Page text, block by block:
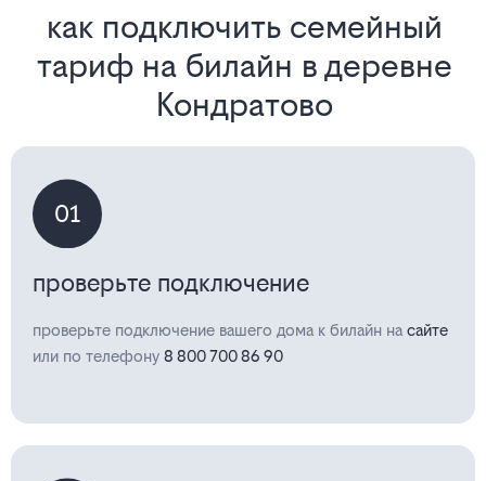
как подключить семейный
тариф на билайн в деревне
Кондратово
01
проверьте подключение
проверьте подключение вашего дома к билайн на сайте
или по телефону 8 800 700 86 90